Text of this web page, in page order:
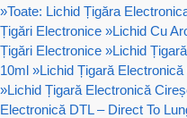
»Toate: Lichid Țigăra
Țigări Electronice »Lichid Cu
Țigări Electronice »Lichid
10ml »Lichid Țigară
»Lichid Țigară Electronică
Electronică DTL – Direct To